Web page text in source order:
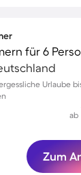
für 6
Urlaube
ab
Zum